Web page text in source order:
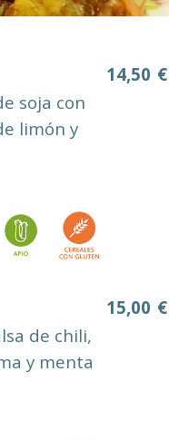
14,50 €
soja con
limón y
15,00 €
de chili,
y menta